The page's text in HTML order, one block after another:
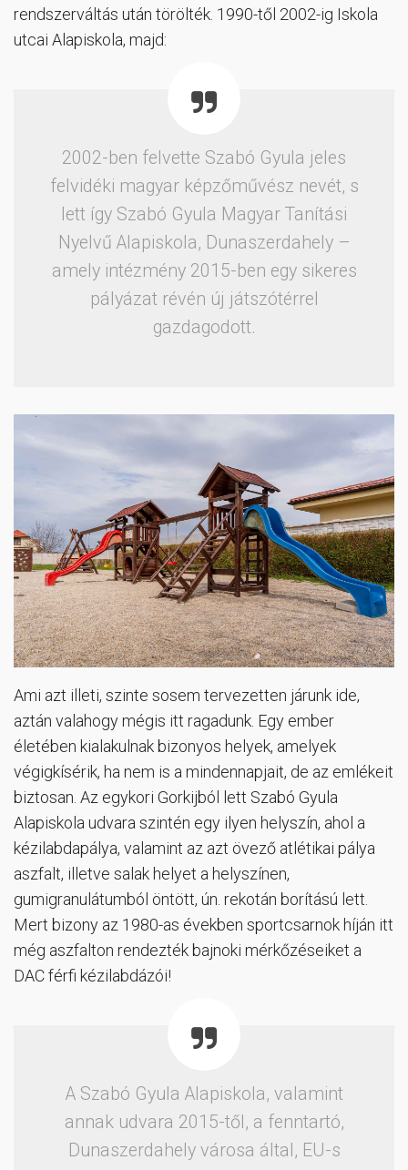
rendszerváltás után törölték. 1990-től 2002-ig Iskola
utcai Alapiskola, majd:
2002-ben felvette Szabó Gyula jeles
felvidéki magyar képzőművész nevét, s
lett így Szabó Gyula Magyar Tanítási
Nyelvű Alapiskola, Dunaszerdahely –
amely intézmény 2015-ben egy sikeres
pályázat révén új játszótérrel
gazdagodott.
Ami azt illeti, szinte sosem tervezetten járunk ide,
aztán valahogy mégis itt ragadunk. Egy ember
életében kialakulnak bizonyos helyek, amelyek
végigkísérik, ha nem is a mindennapjait, de az emlékeit
biztosan. Az egykori Gorkijból lett Szabó Gyula
Alapiskola udvara szintén egy ilyen helyszín, ahol a
kézilabdapálya, valamint az azt övező atlétikai pálya
aszfalt, illetve salak helyet a helyszínen,
gumigranulátumból öntött, ún. rekotán borítású lett.
Mert bizony az 1980-as években sportcsarnok híján itt
még aszfalton rendezték bajnoki mérkőzéseiket a
DAC férfi kézilabdázói!
A Szabó Gyula Alapiskola, valamint
annak udvara 2015-től, a fenntartó,
Dunaszerdahely városa által, EU-s